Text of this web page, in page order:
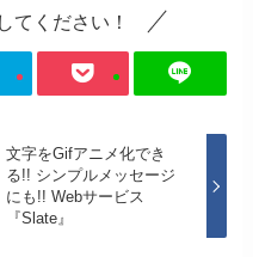
てください！
文字をGifアニメ化でき
る!! シンプルメッセージ
にも!! Webサービス
『Slate』